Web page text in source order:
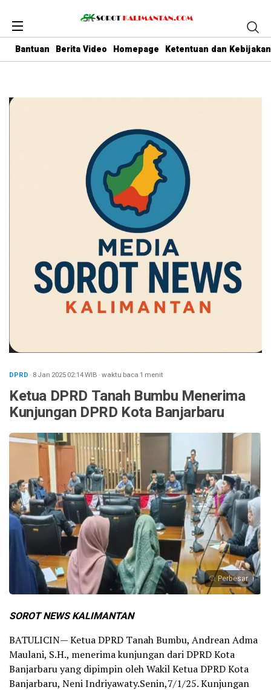
Bantuan Berita Video Homepage Ketentuan dan
DPRD · 8 Jan 202502:14WIB ·waktu baca 1 menit
Ketua DPRD Tanah Bumbu Menerima
Kunjungan DPRD Kota Banjarbaru
Perbesar
SOROT NEWS KALIMANTAN
BATULICIN— Ketua DPRD Tanah Bumbu, Andrean Adma
Maulani, S.H., menerima kunjungan dari DPRD Kota
Banjarbaru yang dipimpin oleh Wakil Ketua DPRD Kota
Banjarbaru, Neni Indriyawaty.Senin,7/1/25. Kunjungan